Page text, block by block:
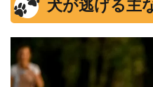
犬が逃げる主